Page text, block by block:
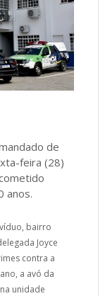
de
feira (28)
anos.
bairro
Joyce
contra a
a avó da
unidade